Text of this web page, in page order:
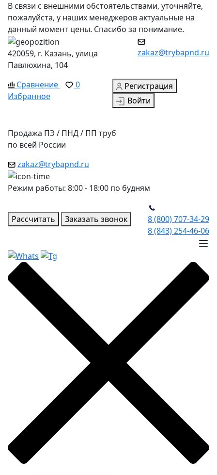
В связи с внешними обстоятельствами, уточняйте,
пожалуйста, у наших менеджеров актуальные на
данный момент цены. Спасибо за понимание.
420059, г. Казань, улица
Павлюхина, 104
zakaz@trybapnd.ru
Сравнение
0
Избранное
Регистрация
Войти
Продажа ПЭ / ПНД / ПП труб
по всей России
zakaz@trybapnd.ru
Режим работы: 8:00 - 18:00 по будням
Рассчитать Заказать звонок
8 (800) 707-34-29
8 (843) 254-46-06